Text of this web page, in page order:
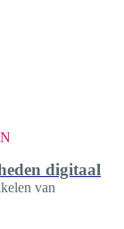
digitaal
van